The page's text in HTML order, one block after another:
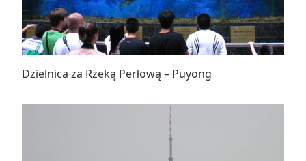
Dzielnica za Rzeką Perłową – Puyong